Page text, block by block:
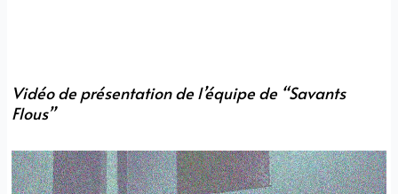
Vidéo de présentation de l’équipe de “Savants
Flous”
Video
Player